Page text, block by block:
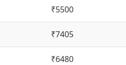
₹5500
₹7405
₹6480